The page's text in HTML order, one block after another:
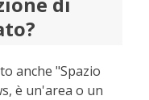
anche "Spazio
è un'area o un